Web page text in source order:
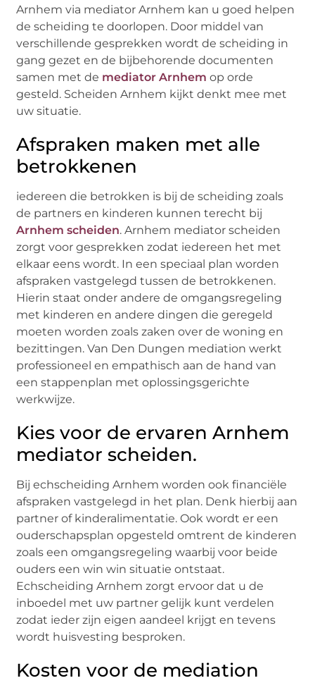
Arnhem via mediator Arnhem kan u goed helpen
de scheiding te doorlopen. Door middel van
verschillende gesprekken wordt de scheiding in
gang gezet en de bijbehorende documenten
samen met de mediator Arnhem op orde
gesteld. Scheiden Arnhem kijkt denkt mee met
uw situatie.
Afspraken maken met alle
betrokkenen
iedereen die betrokken is bij de scheiding zoals
de partners en kinderen kunnen terecht bij
Arnhem scheiden. Arnhem mediator scheiden
zorgt voor gesprekken zodat iedereen het met
elkaar eens wordt. In een speciaal plan worden
afspraken vastgelegd tussen de betrokkenen.
Hierin staat onder andere de omgangsregeling
met kinderen en andere dingen die geregeld
moeten worden zoals zaken over de woning en
bezittingen. Van Den Dungen mediation werkt
professioneel en empathisch aan de hand van
een stappenplan met oplossingsgerichte
werkwijze.
Kies voor de ervaren Arnhem
mediator scheiden.
Bij echscheiding Arnhem worden ook financiële
afspraken vastgelegd in het plan. Denk hierbij aan
partner of kinderalimentatie. Ook wordt er een
ouderschapsplan opgesteld omtrent de kinderen
zoals een omgangsregeling waarbij voor beide
ouders een win win situatie ontstaat.
Echscheiding Arnhem zorgt ervoor dat u de
inboedel met uw partner gelijk kunt verdelen
zodat ieder zijn eigen aandeel krijgt en tevens
wordt huisvesting besproken.
Kosten voor de mediation